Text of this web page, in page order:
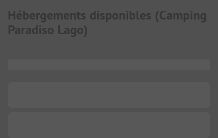
Hébergements disponibles (Camping
Paradiso Lago)